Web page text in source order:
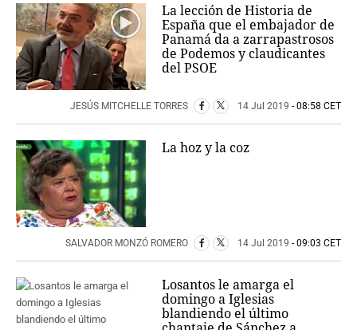
La lección de Historia de
España que el embajador de
Panamá da a zarrapastrosos
de Podemos y claudicantes
del PSOE
JESÚS MITCHELLE TORRES 14 Jul 2019 - 08:58 CET
La hoz y la coz
SALVADOR MONZÓ ROMERO 14 Jul 2019 - 09:03 CET
Losantos le amarga el
domingo a Iglesias
blandiendo el último